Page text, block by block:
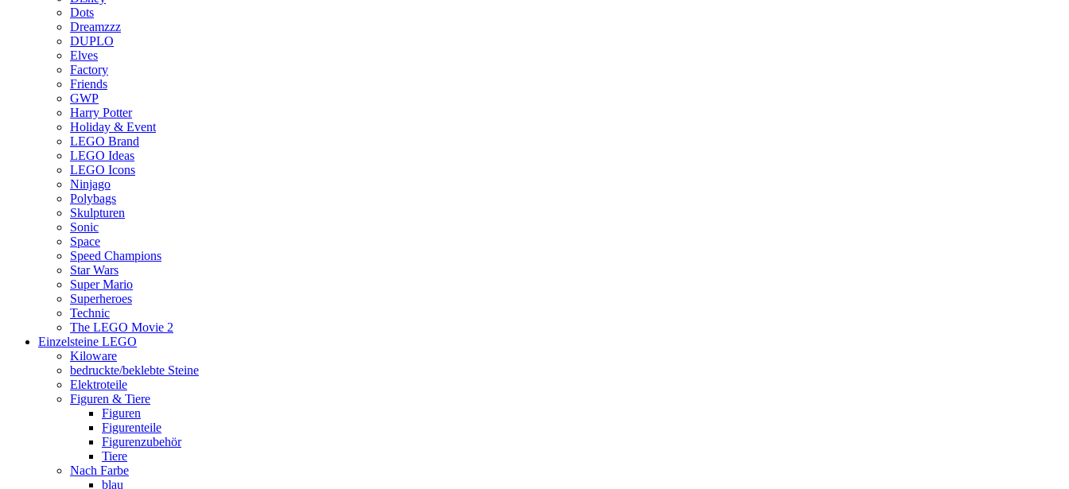
Dots
Dreamzzz
DUPLO
Elves
Factory
Friends
GWP
Harry Potter
Holiday & Event
LEGO Brand
LEGO Ideas
LEGO Icons
Ninjago
Polybags
Skulpturen
Sonic
Space
Speed Champions
Star Wars
Super Mario
Superheroes
Technic
The LEGO Movie 2
Einzelsteine LEGO
Kiloware
bedruckte/beklebte Steine
Elektroteile
Figuren & Tiere
Figuren
Figurenteile
Figurenzubehör
Tiere
Nach Farbe
blau